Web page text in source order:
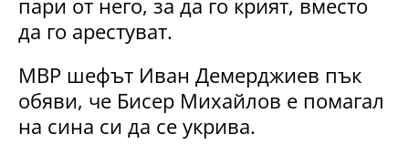
пари от него, за да го крият, вместо
да го арестуват.
МВР шефът Иван Демерджиев пък
обяви, че Бисер Михайлов е помагал
на сина си да се укрива.